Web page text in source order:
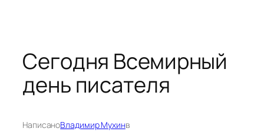
Сегодня Всемирный
день писателя
НаписаноВладимир Мухинв